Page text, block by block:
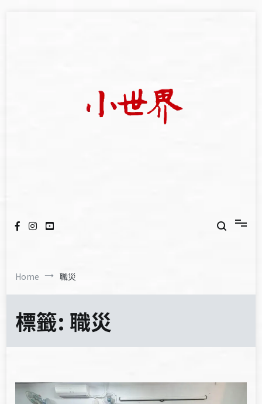
Home 職災
標籤: 職災